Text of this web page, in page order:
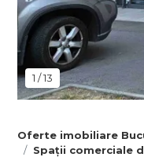
1 /13
Oferte imobiliare
Spații comerciale